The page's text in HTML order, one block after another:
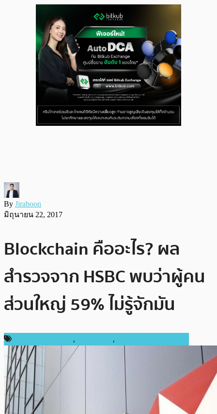
By Jiraboon
มิถุนายน 22, 2017
Blockchain คืออะไร? ผล
สำรวจจาก HSBC พบว่าผู้คน
ส่วนใหญ่ 59% ไม่รู้จักมัน
, ,